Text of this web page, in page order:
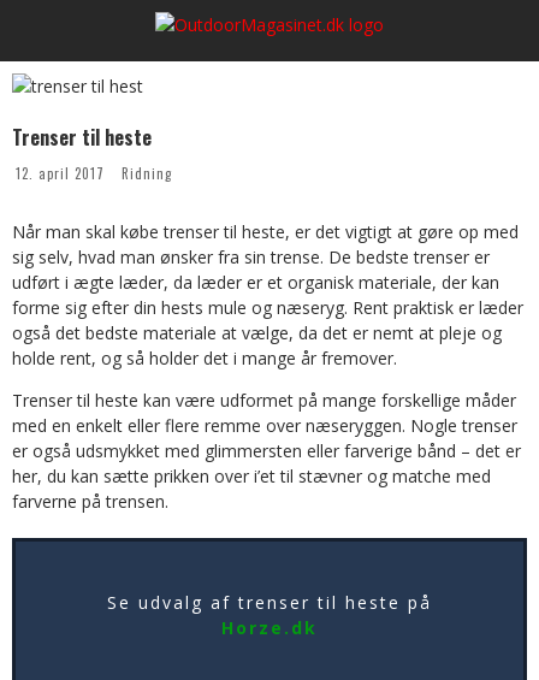
Trenser til heste
12. april 2017 Ridning
Når man skal købe trenser til heste, er det vigtigt at gøre op med
sig selv, hvad man ønsker fra sin trense. De bedste trenser er
udført i ægte læder, da læder er et organisk materiale, der kan
forme sig efter din hests mule og næseryg. Rent praktisk er læder
også det bedste materiale at vælge, da det er nemt at pleje og
holde rent, og så holder det i mange år fremover.
Trenser til heste kan være udformet på mange forskellige måder
med en enkelt eller flere remme over næseryggen. Nogle trenser
er også udsmykket med glimmersten eller farverige bånd – det er
her, du kan sætte prikken over i’et til stævner og matche med
farverne på trensen.
Se udvalg af trenser til heste på
Horze.dk